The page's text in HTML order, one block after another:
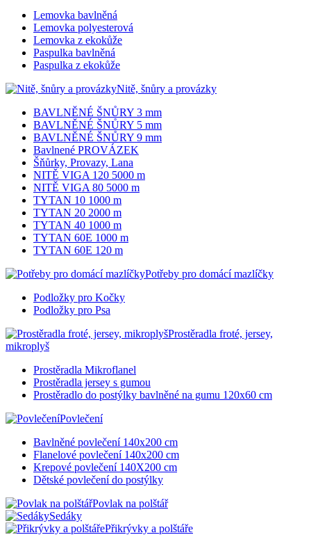
Lemovka bavlněná
Lemovka polyesterová
Lemovka z ekokůže
Paspulka bavlněná
Paspulka z ekokůže
Nitě, šnůry a provázky
BAVLNĚNÉ ŠNŮRY 3 mm
BAVLNĚNÉ ŠNŮRY 5 mm
BAVLNĚNÉ ŠNŮRY 9 mm
Bavlnené PROVÁZEK
Šňůrky, Provazy, Lana
NITĚ VIGA 120 5000 m
NITĚ VIGA 80 5000 m
TYTAN 10 1000 m
TYTAN 20 2000 m
TYTAN 40 1000 m
TYTAN 60E 1000 m
TYTAN 60E 120 m
Potřeby pro domácí mazlíčky
Podložky pro Kočky
Podložky pro Psa
Prostěradla froté, jersey,
mikroplyš
Prostěradla Mikroflanel
Prostěradla jersey s gumou
Prostěradlo do postýlky bavlněné na gumu 120x60 cm
Povlečení
Bavlněné povlečení 140x200 cm
Flanelové povlečení 140x200 cm
Krepové povlečení 140X200 cm
Dětské povlečení do postýlky
Povlak na polštář
Sedáky
Přikrývky a polštáře